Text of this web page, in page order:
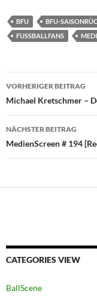
BFU BFU-
FUSSBALLFANS
VORHERIGER BEITRAG
Michael Kretschmer –
NÄCHSTER BEITRAG
MedienScreen # 194
CATEGORIES VIEW
BallScene